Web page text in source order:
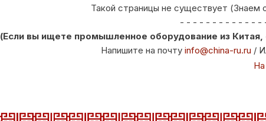
Такой страницы не существует (Знаем
- - - - - - - - - - - - -
(Если вы ищете промышленное оборудование из
Напишите на почту info@china-ru.ru /
На